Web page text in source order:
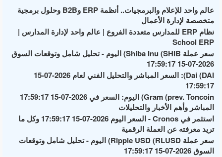
عالم واحد للإعلام والبرمجيات.. أنظمة ERP وB2B وحلول برمجية
متخصصة لإدارة الأعمال
نظام ERP للمدارس متعددة الفروع | عالم واحد لإدارة المدارس |
School ERP
سعر عملة Shiba Inu (SHIB) اليوم - تحليل شامل وتوقعات السوق
2026-07-15 17:59:17
Dai (DAI): السعر المباشر والتحليل الفني لعام 2026-07-15
17:59:17
Gram (prev. Toncoin) اليوم: السعر في 2026-07-15 17:59:17
المباشر وأهم الأخبار والتحليلات
استثمر في Cronos - السعر اليوم 2026-07-15 17:59:17 وكل ما
تريد معرفته عن العملة الرقمية
سعر عملة Ripple USD (RLUSD) اليوم - تحليل شامل وتوقعات
السوق 2026-07-15 17:59:17